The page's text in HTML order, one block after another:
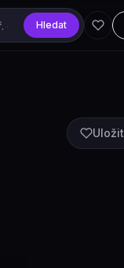
Hledat
Uložit